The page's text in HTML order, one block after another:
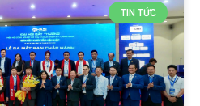
TIN TỨC